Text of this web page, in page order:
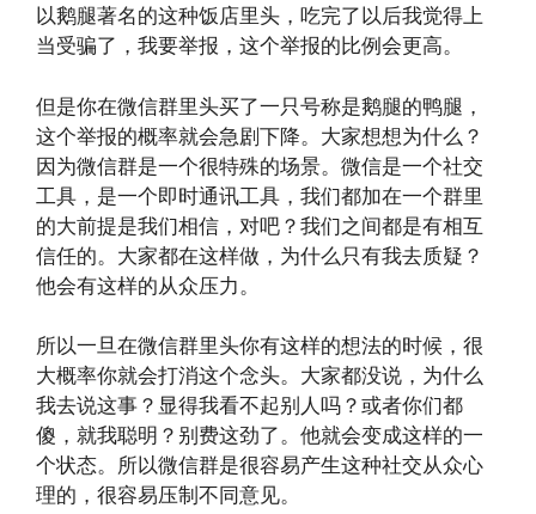
以鹅腿著名的这种饭店里头，吃完了以后我觉得上
当受骗了，我要举报，这个举报的比例会更高。
但是你在微信群里头买了一只号称是鹅腿的鸭腿，
这个举报的概率就会急剧下降。大家想想为什么？
因为微信群是一个很特殊的场景。微信是一个社交
工具，是一个即时通讯工具，我们都加在一个群里
的大前提是我们相信，对吧？我们之间都是有相互
信任的。大家都在这样做，为什么只有我去质疑？
他会有这样的从众压力。
所以一旦在微信群里头你有这样的想法的时候，很
大概率你就会打消这个念头。大家都没说，为什么
我去说这事？显得我看不起别人吗？或者你们都
傻，就我聪明？别费这劲了。他就会变成这样的一
个状态。所以微信群是很容易产生这种社交从众心
理的，很容易压制不同意见。